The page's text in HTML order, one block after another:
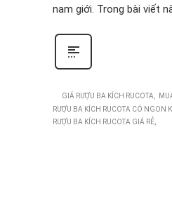
nam giới. Trong bài viết
GIÁ RƯỢU BA KÍCH RUCOTA
RƯỢU BA KÍCH RUCOTA CÓ NGON
RƯỢU BA KÍCH RUCOTA GIÁ RẺ